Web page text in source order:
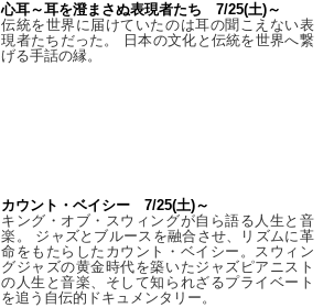
心耳～耳を澄まさぬ表現者たち 7/25(土)～
伝統を世界に届けていたのは耳の聞こえない表
現者たちだった。 日本の文化と伝統を世界へ繋
げる手話の縁。
カウント・ベイシー 7/25(土)～
キング・オブ・スウィングが自ら語る人生と音
楽。 ジャズとブルースを融合させ、リズムに革
命をもたらしたカウント・ベイシー。スウィン
グジャズの黄金時代を築いたジャズピアニスト
の人生と音楽、そして知られざるプライベート
を追う自伝的ドキュメンタリー。